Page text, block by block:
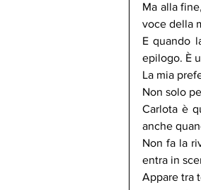
Ma alla
voce della
E quando
epilogo. È
La mia
Non solo
Carlota è
anche
Non fa la
entra in
Appare tra